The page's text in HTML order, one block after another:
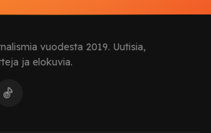
vuodesta 2019. Uutisia,
ja elokuvia.